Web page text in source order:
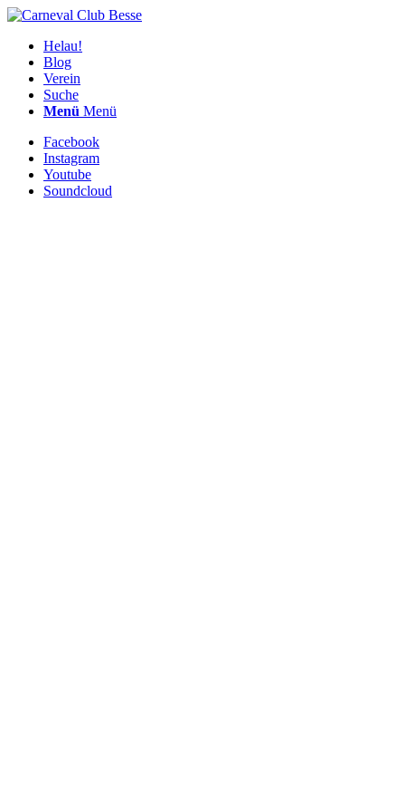
Helau!
Blog
Verein
Suche
Menü Menü
Facebook
Instagram
Youtube
Soundcloud